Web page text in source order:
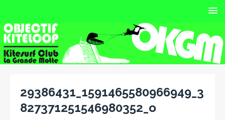
29386431_1591465580966949_3
827371251546980352_o